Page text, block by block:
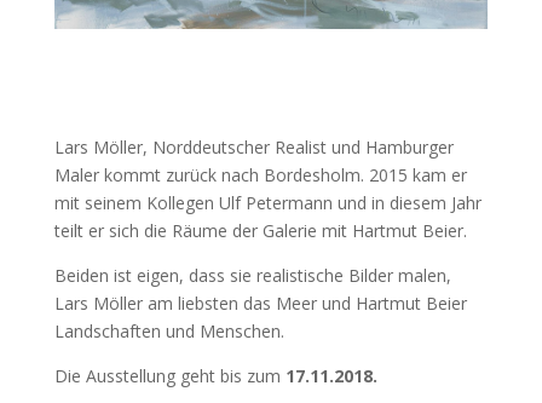
Lars Möller, Norddeutscher Realist und Hamburger
Maler kommt zurück nach Bordesholm. 2015 kam er
mit seinem Kollegen Ulf Petermann und in diesem Jahr
teilt er sich die Räume der Galerie mit Hartmut Beier.
Beiden ist eigen, dass sie realistische Bilder malen,
Lars Möller am liebsten das Meer und Hartmut Beier
Landschaften und Menschen.
Die Ausstellung geht bis zum 17.11.2018.